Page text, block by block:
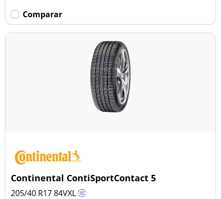
Comparar
Continental ContiSportContact 5
205/40 R1784VXL